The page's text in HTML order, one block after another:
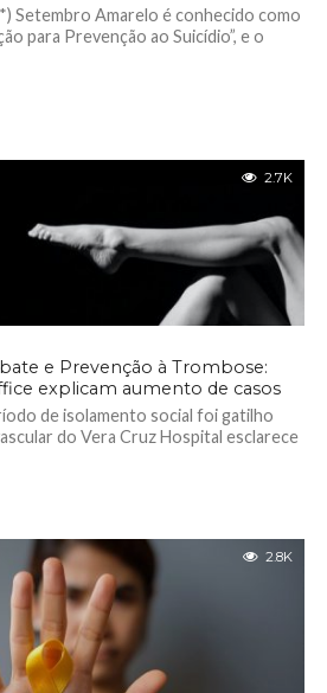
Setembro Amarelo é conhecido como
para Prevenção ao Suicídio”, e o
2.7K
e Prevenção à Trombose:
explicam aumento de casos
de isolamento social foi gatilho
do Vera Cruz Hospital esclarece
2.8K